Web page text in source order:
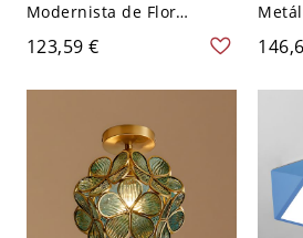
Modernista de Flor
Lámpara de Techo de
Azul 110 A 120 V 53,34 cm
123,59 €
de
110